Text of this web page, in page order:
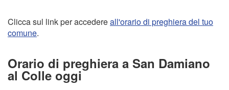
Clicca sul link per accedereall'orario di preghiera del tuo
comune.
Orario di preghiera a San Damiano
al Colle oggi